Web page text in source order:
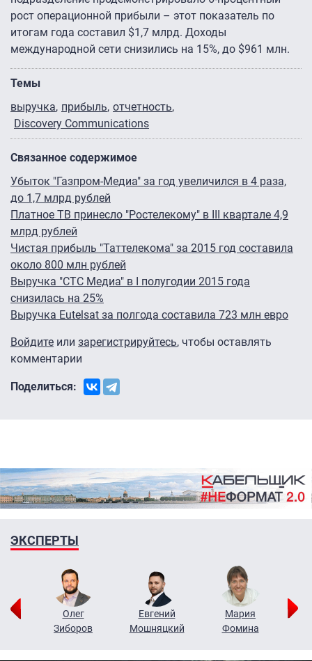
рост операционной прибыли – этот показатель по
итогам года составил $1,7 млрд. Доходы
международной сети снизились на 15%, до $961 млн.
Темы
выручка прибыль отчетность
Discovery Communications
Связанное содержимое
Убыток "Газпром-Медиа" за год увеличился в 4 раза,
до 1,7 млрд рублей
Платное ТВ принесло "Ростелекому" в III квартале 4,9
млрд рублей
Чистая прибыль "Таттелекома" за 2015 год составила
около 800 млн рублей
Выручка "СТС Медиа" в I полугодии 2015 года
снизилась на 25%
Выручка Eutelsat за полгода составила 723 млн евро
Войдите или зарегистрируйтесь, чтобы оставлять
комментарии
Поделиться:
ЭКСПЕРТЫ
Олег
Зиборов
Евгений
Мошняцкий
Мария
Фомина